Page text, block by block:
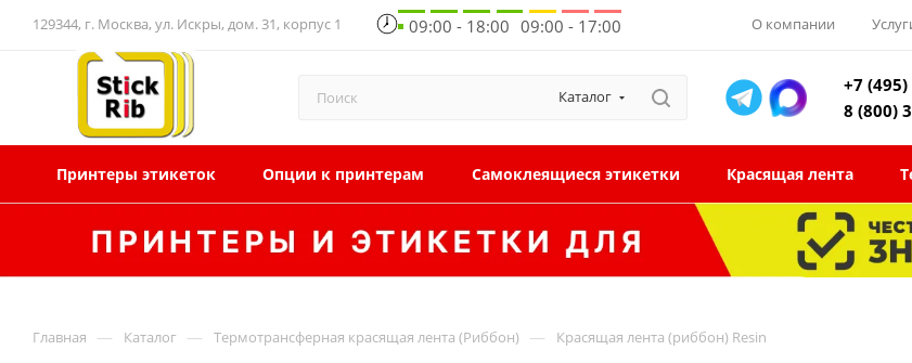
129344, г. Москва, ул. Искры, дом. 31, корпус 1 09:00 - 18:00 09:00 - 17:00 О компании
Каталог
+7
8 (800)
Принтеры этикеток Опции к принтерам Самоклеящиеся этикетки Красящая лента
Главная — Каталог — Термотрансферная красящая лента (Риббон) — Красящая лента (риббон) Resin